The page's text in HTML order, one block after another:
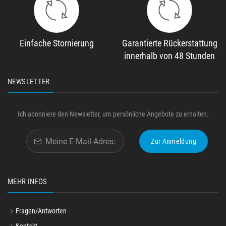
Einfache Stornierung
Garantierte Rückerstattung
innerhalb von 48 Stunden
NEWSLETTER
Ich abonniere den Newsletter, um persönliche Angebote zu erhalten.
Zur Anmeldung
MEHR INFOS
Fragen/Antworten